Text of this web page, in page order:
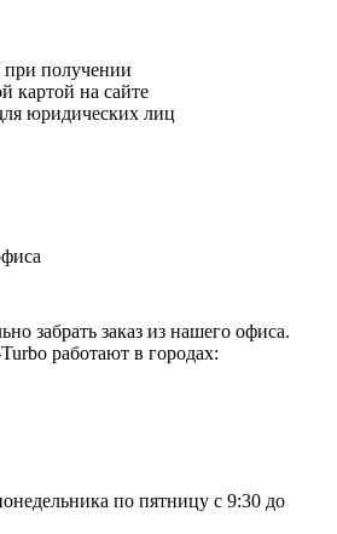
получении
картой на сайте
юридических лиц
забрать заказ из нашего офиса.
работают в городах:
по пятницу с 9:30 до